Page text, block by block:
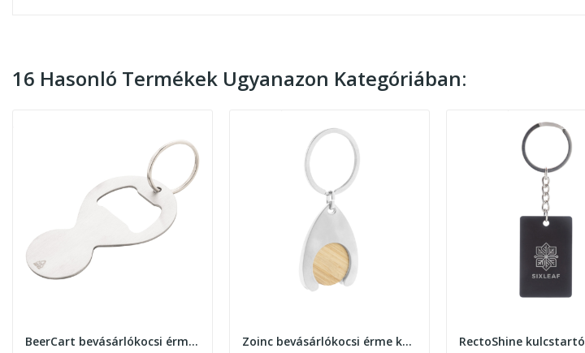
16 Hasonló Termékek Ugyanazon Kategóriában:
BeerCart bevásárlókocsi érme sörnyitóval
Zoinc bevásárlókocsi érme kulcstartóval
RectoShine kulcstartó